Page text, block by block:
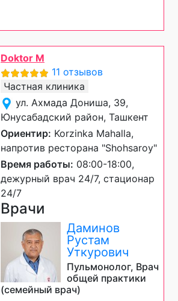
Doktor M
11 отзывов
Частная клиника
ул. Ахмада Дониша, 39,
Юнусабадский район, Ташкент
Ориентир: Korzinka Mahalla,
напротив ресторана "Shohsaroy"
Время работы: 08:00-18:00,
дежурный врач 24/7, стационар
24/7
Врачи
Даминов
Рустам
Уткурович
Пульмонолог, Врач
общей практики
(семейный врач)